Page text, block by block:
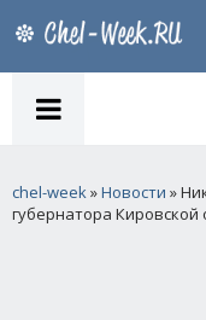
chel-week»Новости »
губернатора Кировской